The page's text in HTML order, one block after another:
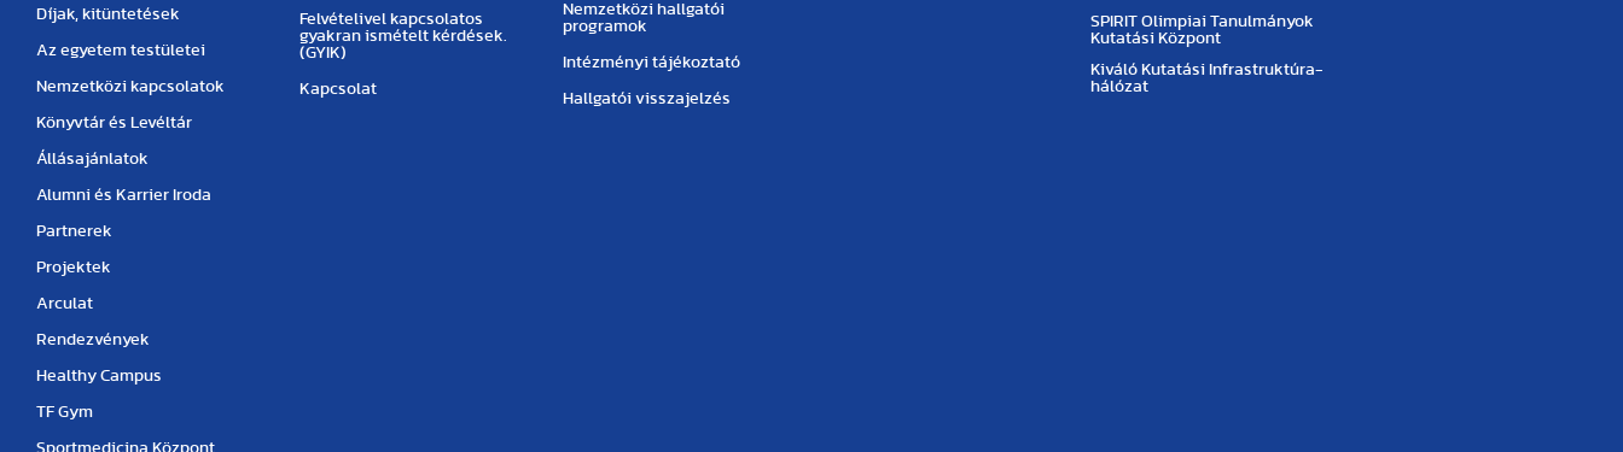
Díjak, kitüntetések
Az egyetem testületei
Nemzetközi kapcsolatok
Könyvtár és Levéltár
Állásajánlatok
Alumni és Karrier Iroda
Partnerek
Projektek
Arculat
Rendezvények
Healthy Campus
TF Gym
Sportmedicina Központ
Felvételivel kapcsolatos
gyakran ismételt kérdések.
(GYIK)
Kapcsolat
Nemzetközi hallgatói
programok
Intézményi tájékoztató
Hallgatói visszajelzés
SPIRIT Olimpiai Tanulmányok
Kutatási Központ
Kiváló Kutatási Infrastruktúra-
hálózat